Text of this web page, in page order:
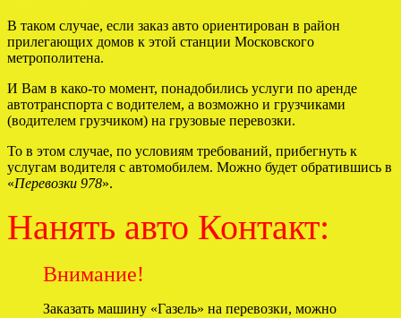
В таком случае, если заказ авто ориентирован в район
прилегающих домов к этой станции Московского
метрополитена.
И Вам в како-то момент, понадобились услуги по аренде
автотранспорта с водителем, а возможно и грузчиками
(водителем грузчиком) на грузовые перевозки.
То в этом случае, по условиям требований, прибегнуть к
услугам водителя с автомобилем. Можно будет обратившись в
«Перевозки 978».
Нанять авто Контакт:
Внимание!
Заказать машину «Газель» на перевозки, можно